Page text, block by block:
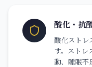
酸化・抗
酸化ストレ
す。ストレ
動、睡眠不